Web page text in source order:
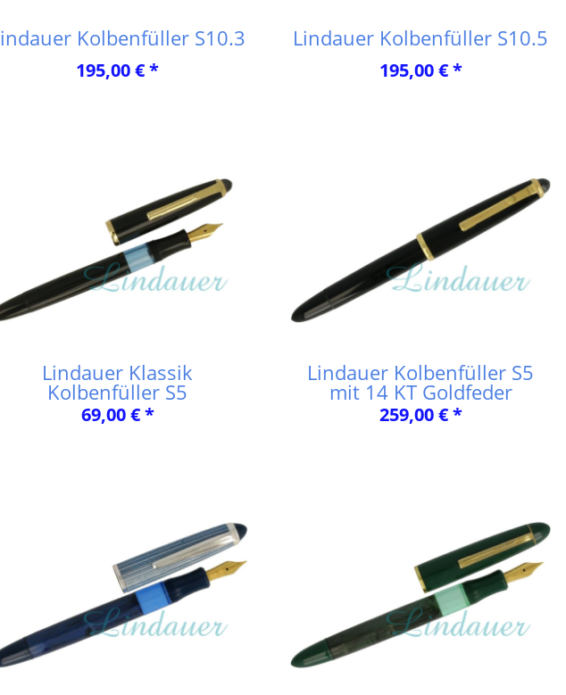
Kolbenfüller S10.3
195,00 € *
Lindauer Kolbenfüller S10.5
195,00 € *
Lindauer Klassik
Kolbenfüller S5
69,00 € *
Lindauer Kolbenfüller S5
mit 14 KT Goldfeder
259,00 € *